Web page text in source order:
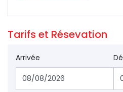
Tarifs et Résevation
Arrivée